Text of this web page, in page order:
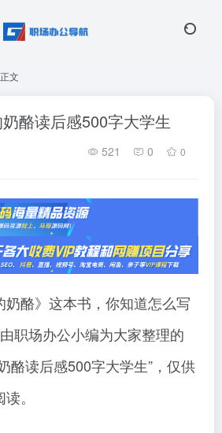
正文
酪读后感500字大学生
521 0 0
酪》这本书，你知道怎么写
职场办公小编为大家整理的
酪读后感500字大学生”，仅供
。